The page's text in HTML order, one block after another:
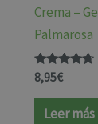
Crema –
Palmarosa
Valorado
con
4.53
de 5
8,95€
Leer más